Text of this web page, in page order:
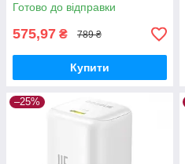
Готово до відправки
575,97 ₴ 789 ₴
Купити
–25%